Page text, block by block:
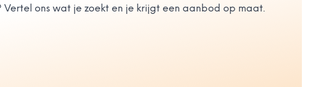
ons wat je zoekt en je krijgt een aanbod op maat.